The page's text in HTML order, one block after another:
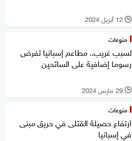
l 12 أبريل 2024
منوعات
لسبب غريب.. مطاعم إسبانيا تفرض
رسوما إضافية على السائحين
l 29 مارس 2024
منوعات
ارتفاع حصيلة القتلى في حريق مبنى
في إسبانيا